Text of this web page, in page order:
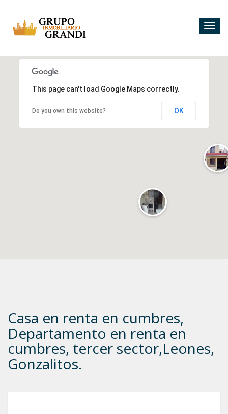
10
2
This page can't load Google Maps correctly.
Do you own this website? OK
Casa en renta en cumbres,
Departamento en renta en
cumbres, tercer sector,Leones,
Gonzalitos.